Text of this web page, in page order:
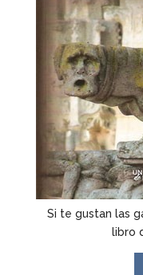
Si te gustan las
libro